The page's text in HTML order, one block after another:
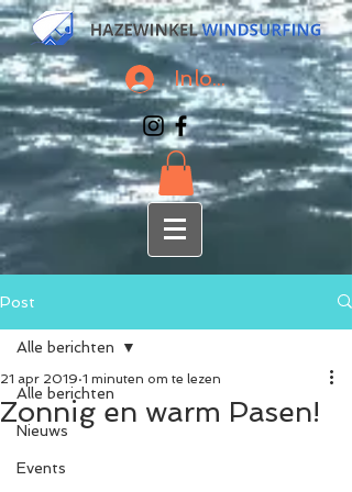
Inloggen
Post
Alle berichten
Nieuws
Events
Alle berichten
Zonnig en warm Pasen!
21 apr 2019 1 minuten om te lezen